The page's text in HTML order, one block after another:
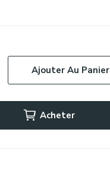
Ajouter Au Panier
Acheter